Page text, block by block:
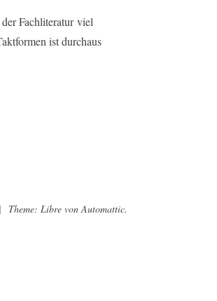
Fachliteratur viel
ist durchaus
| Theme: Libre vonAutomattic.